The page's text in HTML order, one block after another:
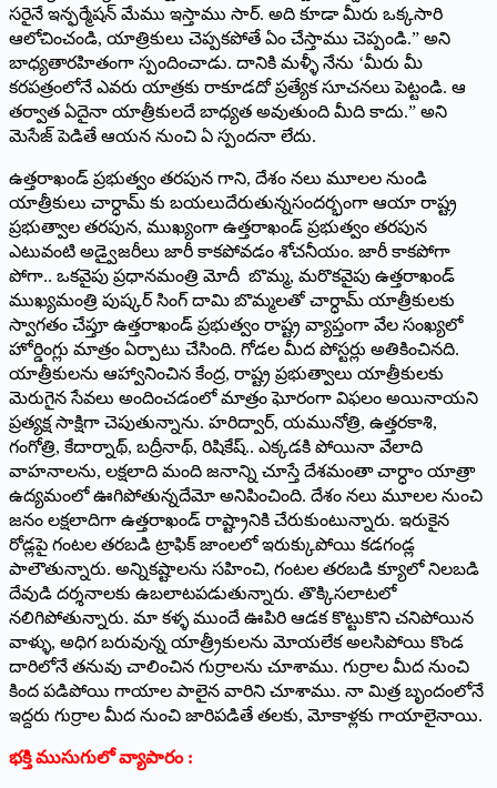
సరైనే ఇన్ఫర్మేషన్ మేము ఇస్తాము సార్. అది కూడా మీరు ఒక్కసారి
ఆలోచించండి, యాత్రికులు చెప్పకపోతే ఏం చేస్తాము చెప్పండి.” అని
బాధ్యతారహితంగా స్పందించాడు. దానికి మళ్ళీ నేను ‘మీరు మీ
కరపత్రంలోనే ఎవరు యాత్రకు రాకూడదో ప్రత్యేక సూచనలు పెట్టండి. ఆ
తర్వాత ఏదైనా యాత్రీకులదే బాధ్యత అవుతుంది మీది కాదు.” అని
మెసేజ్ పెడితే ఆయన నుంచి ఏ స్పందనా లేదు.
ఉత్తరాఖండ్ ప్రభుత్వం తరపున గాని, దేశం నలు మూలల నుండి
యాత్రీకులు చార్ధామ్ కు బయలుదేరుతున్నసందర్భంగా ఆయా రాష్ట్ర
ప్రభుత్వాల తరపున, ముఖ్యంగా ఉత్తరాఖండ్ ప్రభుత్వం తరపున
ఎటువంటి అడ్వైజరీలు జారీ కాకపోవడం శోచనీయం. జారీ కాకపోగా
పోగా.. ఒకవైపు ప్రధానమంత్రి మోదీ బొమ్మ, మరొకవైపు ఉత్తరాఖండ్
ముఖ్యమంత్రి పుష్కర్ సింగ్ దామి బొమ్మలతో చార్ధామ్ యాత్రీకులకు
స్వాగతం చేప్తూ ఉత్తరాఖండ్ ప్రభుత్వం రాష్ట్ర వ్యాప్తంగా వేల సంఖ్యలో
హోర్డింగ్లు మాత్రం ఏర్పాటు చేసింది. గోడల మీద పోస్టర్లు అతికించినది.
యాత్రీకులను ఆహ్వానించిన కేంద్ర, రాష్ట్ర ప్రభుత్వాలు యాత్రీకులకు
మెరుగైన సేవలు అందించడంలో మాత్రం ఘోరంగా విఫలం అయినాయని
ప్రత్యక్ష సాక్షిగా చెపుతున్నాను. హరిద్వార్, యమునోత్రి, ఉత్తరకాశి,
గంగోత్రి, కేదార్నాథ్, బద్రీనాథ్, రిషికేష్.. ఎక్కడకి పోయినా వేలాది
వాహనాలను, లక్షలాది మంది జనాన్ని చూస్తే దేశమంతా చార్ధాం యాత్రా
ఉద్యమంలో ఊగిపోతున్నదేమో అనిపించింది. దేశం నలు మూలల నుంచి
జనం లక్షలాదిగా ఉత్తరాఖండ్ రాష్ట్రానికి చేరుకుంటున్నారు. ఇరుకైన
రోడ్లపై గంటల తరబడి ట్రాఫిక్ జాంలలో ఇరుక్కుపోయి కడగండ్ల
పాలౌతున్నారు. అన్నికష్టాలను సహించి, గంటల తరబడి క్యూలో నిలబడి
దేవుడి దర్శనాలకు ఉబలాటపడుతున్నారు. తొక్కిసలాటలో
నలిగిపోతున్నారు. మా కళ్ళ ముందే ఊపిరి ఆడక కొట్టుకొని చనిపోయిన
వాళ్ళు, అధిగ బరువున్న యాత్ర్రీకులను మోయలేక అలసిపోయి కొండ
దారిలోనే తనువు చాలించిన గుర్రాలను చూశాము. గుర్రాల మీద నుంచి
కింద పడిపోయి గాయాల పాలైన వారిని చూశాము. నా మిత్ర బృందంలోనే
ఇద్దరు గుర్రాల మీద నుంచి జారిపడితే తలకు, మోకాళ్లకు గాయాలైనాయి.
భక్తి ముసుగులో వ్యాపారం :